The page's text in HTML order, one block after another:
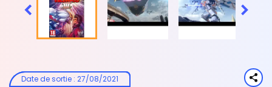
 
Date de sortie : 27/08/2021